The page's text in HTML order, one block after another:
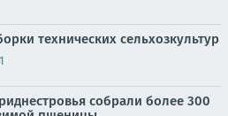
технических сельхозкультур
собрали более 300